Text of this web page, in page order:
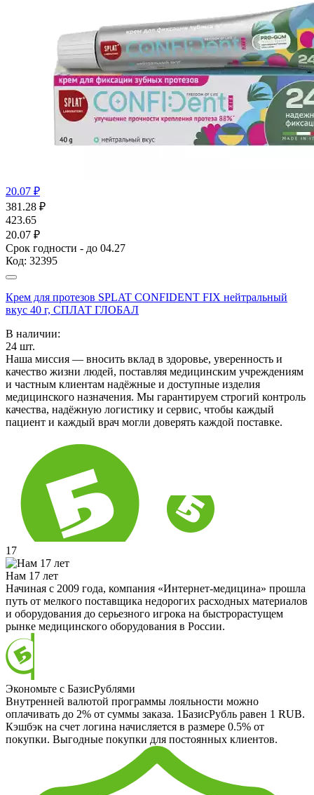
20.07 ₽
381.28 ₽
423.65
20.07 ₽
Срок годности - до 04.27
Код: 32395
Крем для протезов SPLAT CONFIDENT FIX нейтральный
вкус 40 г, СПЛАТ ГЛОБАЛ
В наличии:
24 шт.
Наша миссия — вносить вклад в здоровье, уверенность и
качество жизни людей, поставляя медицинским учреждениям
и частным клиентам надёжные и доступные изделия
медицинского назначения. Мы гарантируем строгий контроль
качества, надёжную логистику и сервис, чтобы каждый
пациент и каждый врач могли доверять каждой поставке.
17
Нам 17 лет
Начиная с 2009 года, компания «Интернет-медицина» прошла
путь от мелкого поставщика недорогих расходных материалов
и оборудования до серьезного игрока на быстрорастущем
рынке медицинского оборудования в России.
Экономьте с БазисРублями
Внутренней валютой программы лояльности можно
оплачивать до 2% от суммы заказа. 1БазисРубль равен 1 RUB.
Кэшбэк на счет логина начисляется в размере 0.5% от
покупки. Выгодные покупки для постоянных клиентов.